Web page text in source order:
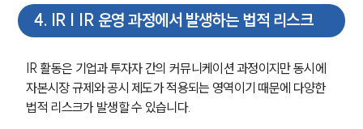
4. IR | IR 운영 과정에서 발생하는 법적 리스크
IR 활동은 기업과 투자자 간의 커뮤니케이션 과정이지만 동시에
자본시장 규제와 공시 제도가 적용되는 영역이기 때문에 다양한
법적 리스크가 발생할 수 있습니다.